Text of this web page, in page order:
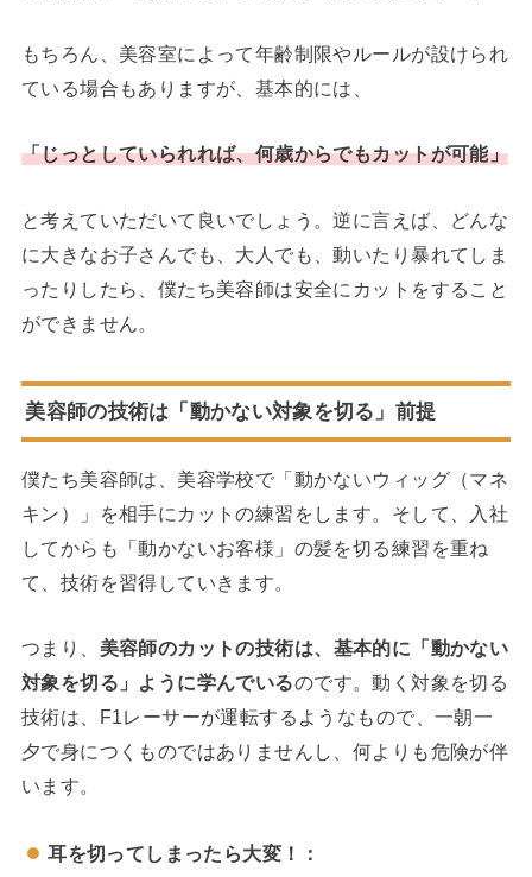
もちろん、美容室によって年齢制限やルールが設けられ
ている場合もありますが、基本的には、
「じっとしていられれば、何歳からでもカットが可能」
と考えていただいて良いでしょう。逆に言えば、どんな
に大きなお子さんでも、大人でも、動いたり暴れてしま
ったりしたら、僕たち美容師は安全にカットをすること
ができません。
美容師の技術は「動かない対象を切る」前提
僕たち美容師は、美容学校で「動かないウィッグ（マネ
キン）」を相手にカットの練習をします。そして、入社
してからも「動かないお客様」の髪を切る練習を重ね
て、技術を習得していきます。
つまり、 美容師のカットの技術は、基本的に「動かない
対象を切る」ように学んでいるのです。動く対象を切る
技術は、F1レーサーが運転するようなもので、一朝一
夕で身につくものではありませんし、何よりも危険が伴
います。
耳を切ってしまったら大変！：